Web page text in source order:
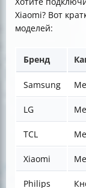
Xiaomi? Вот
моделей:
Бренд
Samsung
LG
TCL
Xiaomi
Philips